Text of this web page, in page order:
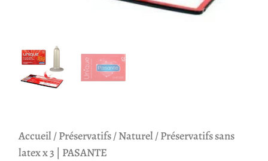
Accueil/Préservatifs/Naturel/ Préservatifs sans
latex x 3 | PASANTE